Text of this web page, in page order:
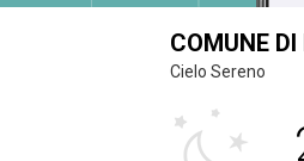
COMUNE
Cielo Sereno